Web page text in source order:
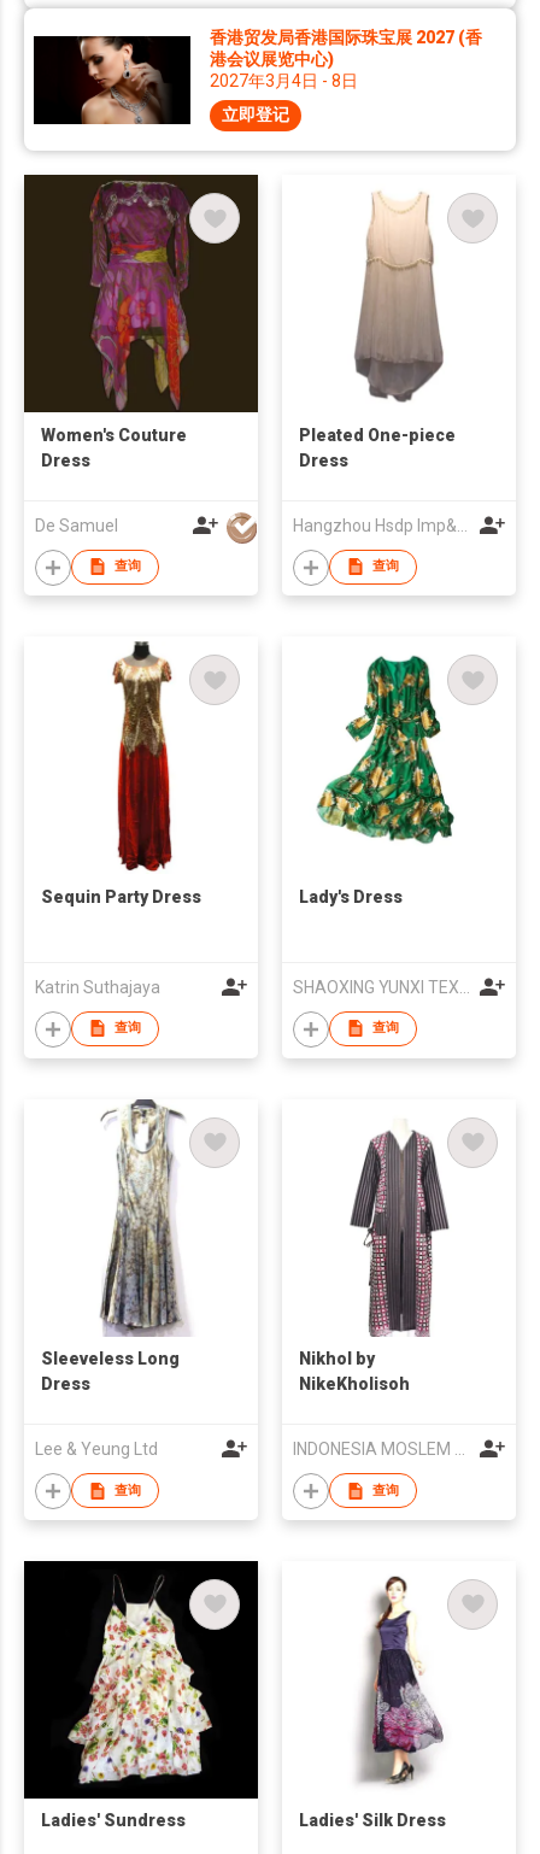
香港贸发局香港国际珠宝展 2027 (香
港会议展览中心)
2027年3月4日 - 8日
立即登记
Women's Couture
Dress
De Samuel
查询
Pleated One-piece
Dress
查询
Sequin Party Dress
Katrin Suthajaya
查询
Lady's Dress
查询
Sleeveless Long
Dress
Lee & Yeung Ltd
查询
Nikhol by
NikeKholisoh
INDONESIA MOSLEM FASHIONPRENEUR
查询
Ladies' Sundress Ladies' Silk Dress